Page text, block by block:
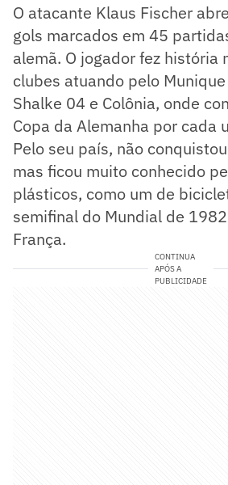
O atacante Klaus Fischer
gols marcados em 45
alemã. O jogador fez história
clubes atuando pelo
Shalke 04 e Colônia, onde
Copa da Alemanha por cada
Pelo seu país, não
mas ficou muito conhecido
plásticos, como um de
semifinal do Mundial de
França.
CONTINUA
APÓS A
PUBLICIDADE